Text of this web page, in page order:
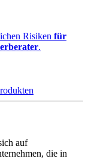
Risiken für
.
auf
die in